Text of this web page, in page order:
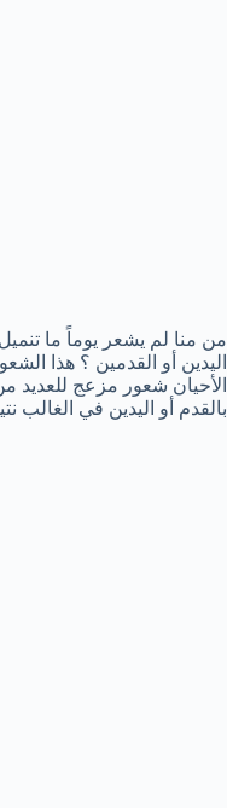
من منا لم يشعر يوماً ما
اليدين أو القدمين ؟ هذا
الأحيان شعور مزعج للعديد
بالقدم أو اليدين في الغالب